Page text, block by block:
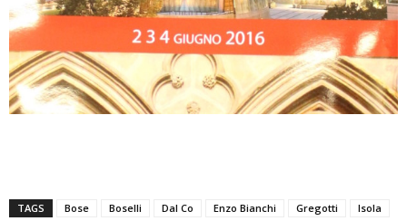
TAGS Bose Boselli Dal Co Enzo Bianchi Gregotti
Isola